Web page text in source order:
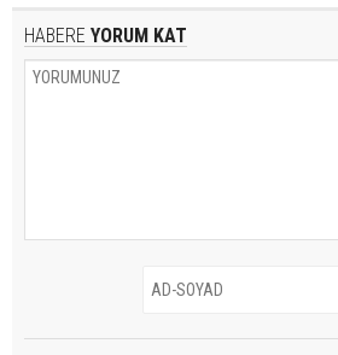
HABERE YORUM KAT